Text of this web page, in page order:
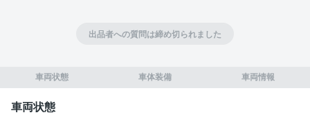
車両状態 車体装備 車両情報
車両状態
出品者への質問は締め切られました